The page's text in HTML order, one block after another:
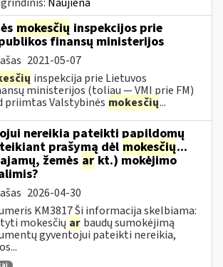
mokesčių inspekcijos prie
finansų ministerijos
2021-05-07
inspekcija prie Lietuvos
ministerijos (toliau — VMI prie FM)
priimtas Valstybinės mokesčių...
nereikia pateikti papildomų
prašymą dėl mokesčių...
žemės ar kt.) mokėjimo
2026-04-30
KM3817 Ši informacija skelbiama:
mokesčių ar baudų sumokėjimą
gyventojui pateikti nereikia,